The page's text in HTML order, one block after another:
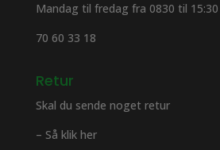
Mandag til fredag fra 0830 til
70 60 33 18
Retur
Skal du sende noget retur
– Så klik her